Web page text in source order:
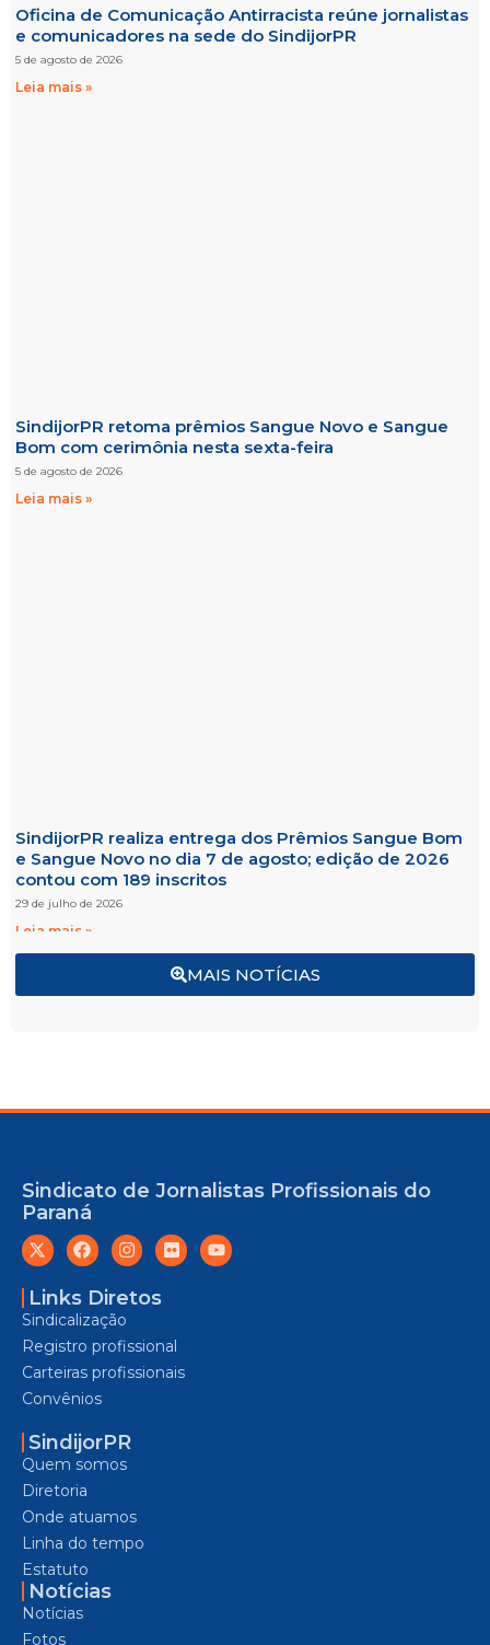
MAIS NOTÍCIAS
Oficina de Comunicação Antirracista reúne jornalistas
e comunicadores na sede do SindijorPR
5 de agosto de 2026
Leia mais »
SindijorPR retoma prêmios Sangue Novo e Sangue
Bom com cerimônia nesta sexta-feira
5 de agosto de 2026
Leia mais »
SindijorPR realiza entrega dos Prêmios Sangue Bom
e Sangue Novo no dia 7 de agosto; edição de 2026
contou com 189 inscritos
29 de julho de 2026
Leia mais »
Sindicato de Jornalistas Profissionais do
Paraná
Links Diretos
Sindicalização
Registro profissional
Carteiras profissionais
Convênios
SindijorPR
Quem somos
Diretoria
Onde atuamos
Linha do tempo
Estatuto
Notícias
Notícias
Fotos